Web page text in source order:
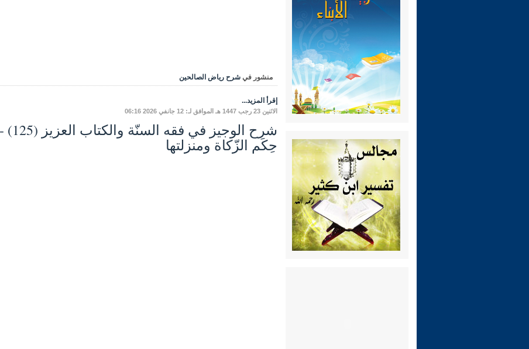
منشور في شرح رياض الصالحين
إقرأ المزيد...
الاثنين 23 رجب 1447 هـ الموافق لـ: 12 جانفي 2026 06:16
حِكَم الزّكاة ومنزلتها